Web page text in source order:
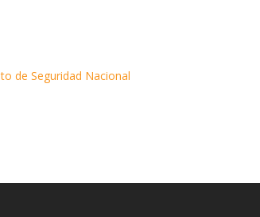
de Seguridad Nacional